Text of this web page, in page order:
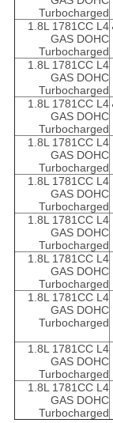
Turbocharged
1.8L 1781CC L4
GAS DOHC
Turbocharged
1.8L 1781CC L4
GAS DOHC
Turbocharged
1.8L 1781CC L4
GAS DOHC
Turbocharged
1.8L 1781CC L4
GAS DOHC
Turbocharged
1.8L 1781CC L4
GAS DOHC
Turbocharged
1.8L 1781CC L4
GAS DOHC
Turbocharged
1.8L 1781CC L4
GAS DOHC
Turbocharged
1.8L 1781CC L4
GAS DOHC
Turbocharged
1.8L 1781CC L4
GAS DOHC
Turbocharged
1.8L 1781CC L4
GAS DOHC
Turbocharged